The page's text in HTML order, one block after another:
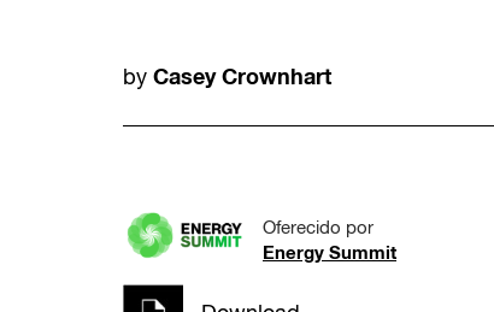
by Casey Crownhart
Oferecido por
Energy Summit